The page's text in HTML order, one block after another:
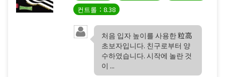
컨트롤：8.38
처음 입자 높이를 사용한 粒高
초보자입니다. 친구로부터 양
수하였습니다. 시작에 놀란 것
이 ...